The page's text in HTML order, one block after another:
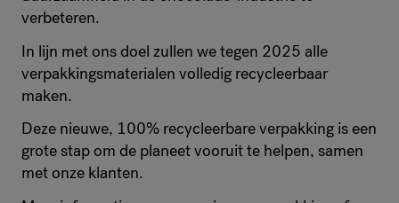
verbeteren.
In lijn met ons doel zullen we tegen 2025 alle
verpakkingsmaterialen volledig recycleerbaar
maken.
Deze nieuwe, 100% recycleerbare verpakking is een
grote stap om de planeet vooruit te helpen, samen
met onze klanten.